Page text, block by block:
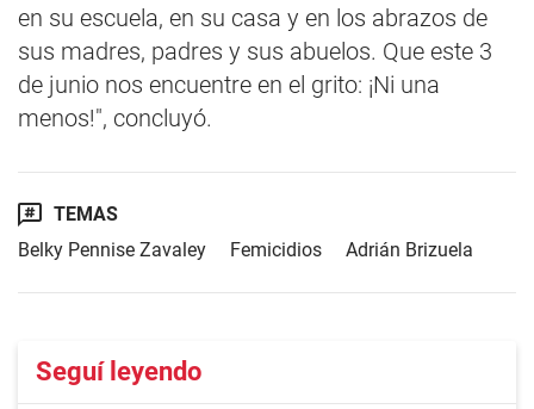
en su escuela, en su casa y en los abrazos de
sus madres, padres y sus abuelos. Que este 3
de junio nos encuentre en el grito: ¡Ni una
menos!", concluyó.
TEMAS
Belky Pennise Zavaley
Femicidios Adrián Brizuela
Seguí leyendo